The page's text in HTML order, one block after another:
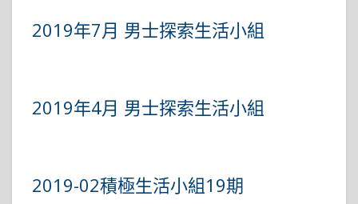
2019年7月 男士探索生活小組
2019年4月 男士探索生活小組
2019-02積極生活小組19期